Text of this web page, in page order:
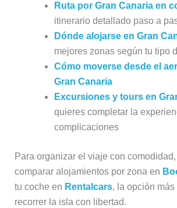
Ruta por Gran Canaria en
itinerario detallado paso a
Dónde alojarse en Gran
mejores zonas según tu tipo
Cómo moverse desde el
Gran Canaria
Excursiones y tours en
quieres completar la
complicaciones
Para organizar el viaje con
comparar alojamientos por zona en
tu coche en Rentalcars, la opción más
recorrer la isla con libertad.